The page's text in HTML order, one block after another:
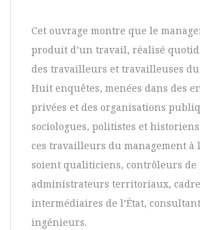
Cet ouvrage montre que le
produit d’un travail, réalisé
des travailleurs et travailleuses du
Huit enquêtes, menées dans des
privées et des organisations
sociologues, politistes et
ces travailleurs du management à
soient qualiticiens, contrôleurs de
administrateurs territoriaux,
intermédiaires de l’État,
ingénieurs.